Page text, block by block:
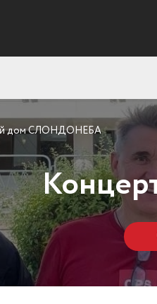
дом СЛОНДОНЕБА